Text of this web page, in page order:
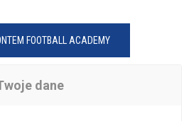
FOOTBALL ACADEMY
dane